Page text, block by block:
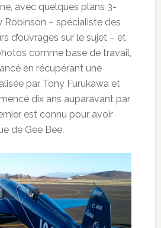
avec quelques plans 3-
Robinson – spécialiste des
d’ouvrages sur le sujet – et
comme base de travail,
en récupérant une
par Tony Furukawa et
dix ans auparavant par
est connu pour avoir
de Gee Bee.